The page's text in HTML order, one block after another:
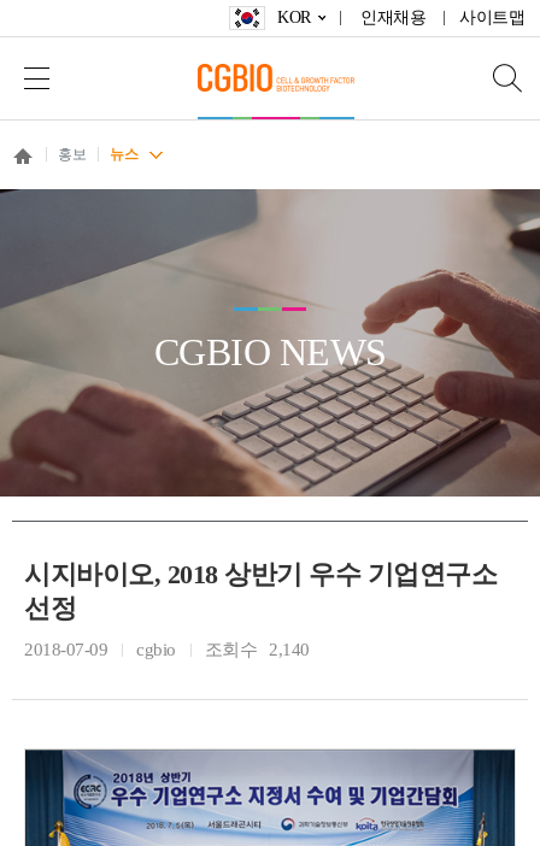
KOR 인재채용 사이트맵
홍보 뉴스
CGBIO NEWS
시지바이오, 2018 상반기 우수 기업연구소
선정
2018-07-09 cgbio 조회수 2,140